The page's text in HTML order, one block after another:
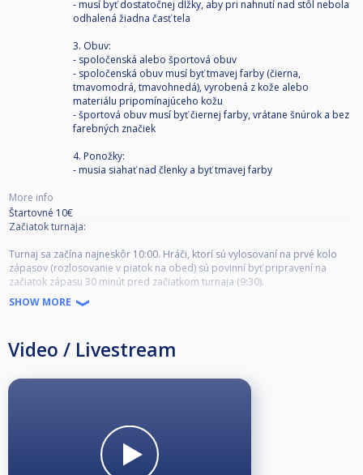
- musí byť dostatočnej dĺžky, aby pri nahnutí nad stôl nebola
odhalená žiadna časť tela
3. Obuv:
- spoločenská alebo športová obuv
- spoločenská obuv musí byť tmavej farby (čierna,
tmavomodrá, tmavohnedá), vyrobená z kože alebo
materiálu pripomínajúceho kožu
- športová obuv musí byť čiernej farby, vrátane šnúrok a bez
farebných značiek
4. Ponožky:
- musia siahať nad členky a byť tmavej farby
More info
Štartovné 10€
Začiatok turnaja:
Turnaj sa začína najneskôr 10:00. Hráči, ktorí sú vylosovaní na prvé kolo
zápasov (rozlosovanie v piatok na obed) sú povinní byť pripravení na
začiatok zápasu 30 minút pred začiatkom turnaja (9:30).
Príchod na zápas:
sledovať výsledkový servis (dostupný online alebo priamo v klube na
jeho vyhlásení.
6 minút meškanie – 1 bod pre súpera + rozstreľuje súper
SHOW MORE
Video / Livestream